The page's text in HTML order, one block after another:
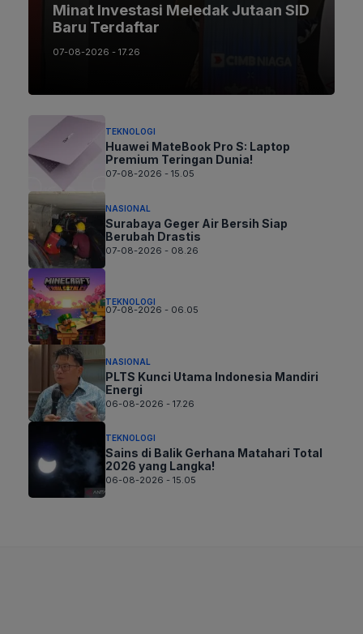
Minat Investasi Meledak Jutaan SID
Baru Terdaftar
07-08-2026 - 17.26
TEKNOLOGI
Huawei MateBook Pro S: Laptop
Premium Teringan Dunia!
07-08-2026 - 15.05
NASIONAL
Surabaya Geger Air Bersih Siap
Berubah Drastis
07-08-2026 - 08.26
TEKNOLOGI
07-08-2026 - 06.05
NASIONAL
PLTS Kunci Utama Indonesia Mandiri
Energi
06-08-2026 - 17.26
TEKNOLOGI
Sains di Balik Gerhana Matahari Total
2026 yang Langka!
06-08-2026 - 15.05